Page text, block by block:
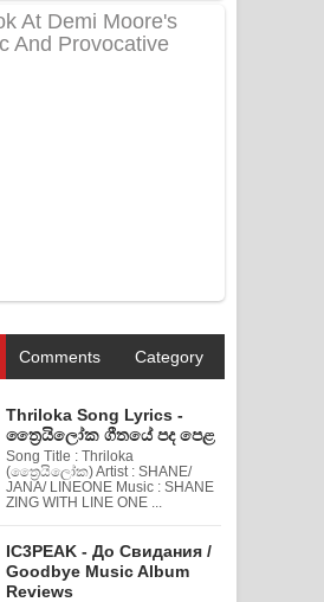
Comments Category
Thriloka Song Lyrics -
ත්‍රෛයිලෝක ගීතයේ පද පෙළ
Song Title : Thriloka
(ත්‍රෛයිලෝක) Artist : SHANE/
JANA/ LINEONE Music : SHANE
ZING WITH LINE ONE ...
IC3PEAK - До Свидания /
Goodbye Music Album
Reviews